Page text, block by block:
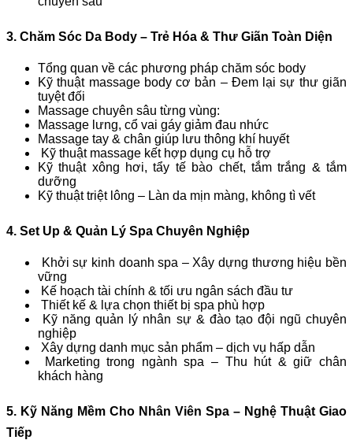
3. Chăm Sóc Da Body – Trẻ Hóa & Thư Giãn Toàn Diện
Tổng quan về các phương pháp chăm sóc body
Kỹ thuật massage body cơ bản – Đem lại sự thư giãn
tuyệt đối
Massage chuyên sâu từng vùng:
Massage lưng, cổ vai gáy giảm đau nhức
Massage tay & chân giúp lưu thông khí huyết
Kỹ thuật massage kết hợp dụng cụ hỗ trợ
Kỹ thuật xông hơi, tẩy tế bào chết, tắm trắng & tắm
dưỡng
Kỹ thuật triệt lông – Làn da mịn màng, không tì vết
4. Set Up & Quản Lý Spa Chuyên Nghiệp
Khởi sự kinh doanh spa – Xây dựng thương hiệu bền
vững
Kế hoạch tài chính & tối ưu ngân sách đầu tư
Thiết kế & lựa chọn thiết bị spa phù hợp
Kỹ năng quản lý nhân sự & đào tạo đội ngũ chuyên
nghiệp
Xây dựng danh mục sản phẩm – dịch vụ hấp dẫn
Marketing trong ngành spa – Thu hút & giữ chân
khách hàng
5. Kỹ Năng Mềm Cho Nhân Viên Spa – Nghệ Thuật Giao
Tiếp